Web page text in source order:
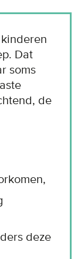
Dat
soms
de
deze